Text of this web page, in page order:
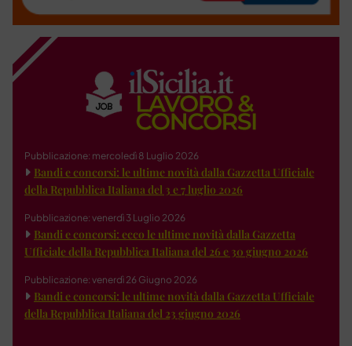
Pubblicazione: mercoledì 8 Luglio 2026
Bandi e concorsi: le ultime novità dalla Gazzetta Ufficiale
della Repubblica Italiana del 3 e 7 luglio 2026
Pubblicazione: venerdì 3 Luglio 2026
Bandi e concorsi: ecco le ultime novità dalla Gazzetta
Ufficiale della Repubblica Italiana del 26 e 30 giugno 2026
Pubblicazione: venerdì 26 Giugno 2026
Bandi e concorsi: le ultime novità dalla Gazzetta Ufficiale
della Repubblica Italiana del 23 giugno 2026